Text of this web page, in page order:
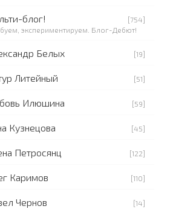
блог!
[754]
экспериментируем. Блог-Дебют!
Белых [19]
Литейный [51]
Илюшина [59]
Кузнецова [45]
Петросянц [122]
Каримов [110]
Чернов [14]